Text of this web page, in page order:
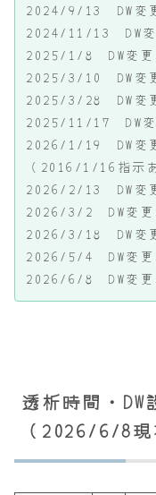
2024/9/13 DW変
2024/11/13 DW
2025/1/8 DW変
2025/3/10 DW変
2025/3/28 DW変
2025/11/17 DW
2026/1/19 DW変
（2016/1/16指示
2026/2/13 DW変
2026/3/2 DW変
2026/3/18 DW変
2026/5/4 DW変
2026/6/8 DW変
透析時間・
（2026/6/8現